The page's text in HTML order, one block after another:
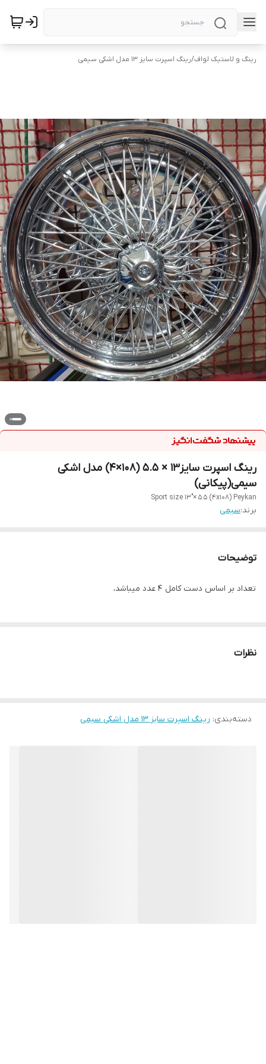
رینگ و لاستیک لواف/رینگ اسپرت سایز ۱۳ مدل اشکی سیمی
رینگ اسپرت سایز۱۳ × ۵.۵ (۱۰۸×۴) مدل اشکی
سیمی(پیکانی)
Sport size 13"× 5.5 (4x108) Peykan
برند:سیمی
توضیحات
تعداد بر اساس دست کامل ۴ عدد میباشد،
نظرات
دسته‌بندی: رینگ اسپرت سایز ۱۳ مدل اشکی سیمی